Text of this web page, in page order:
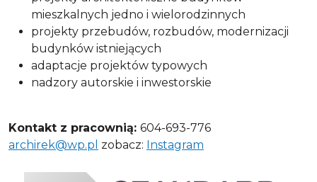
mieszkalnych jedno i wielorodzinnych
projekty przebudów, rozbudów, modernizacji
budynków istniejących
adaptacje projektów typowych
nadzory autorskie i inwestorskie
Kontakt z pracownią: 604-693-776
archirek@wp.pl zobacz: Instagram